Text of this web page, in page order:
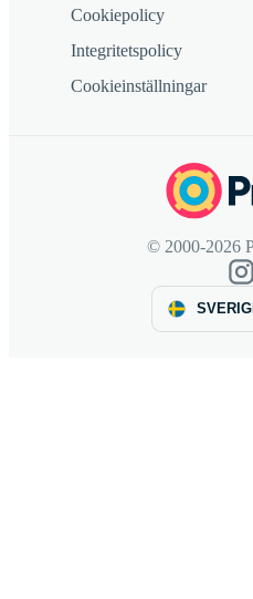
Cookiepolicy
Integritetspolicy
Cookieinställningar
© 2000-2026